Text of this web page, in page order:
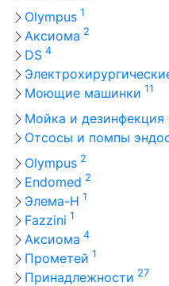
Olympus 1
Аксиома 2
DS 4
Моющие машинки 11
Мойка и дезинфекция
Отсосы и помпы
Olympus 2
Endomed 2
Элема-Н 1
Fazzini 1
Аксиома 4
Прометей 1
Принадлежности 27